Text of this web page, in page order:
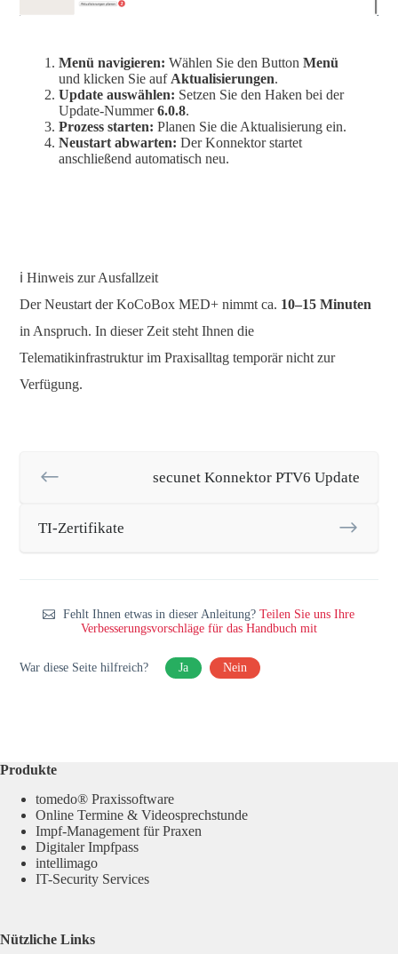
Menü navigieren: Wählen Sie den Button Menü
und klicken Sie auf Aktualisierungen.
Update auswählen: Setzen Sie den Haken bei der
Update-Nummer6.0.8.
Prozess starten: Planen Sie die Aktualisierung ein.
Neustart abwarten: Der Konnektor startet
anschließend automatisch neu.
ℹ️ Hinweis zur Ausfallzeit
Der Neustart der KoCoBox MED+ nimmt ca. 10–15 Minuten
in Anspruch. In dieser Zeit steht Ihnen die
Telematikinfrastruktur im Praxisalltag temporär nicht zur
Verfügung.
secunet Konnektor PTV6 Update
TI-Zertifikate
Fehlt Ihnen etwas in dieser Anleitung?Teilen Sie uns Ihre
Verbesserungsvorschläge für das Handbuch mit
War diese Seite hilfreich? Ja Nein
Produkte
tomedo® Praxissoftware
Online Termine & Videosprechstunde
Impf-Management für Praxen
Digitaler Impfpass
intellimago
IT-Security Services
Nützliche Links